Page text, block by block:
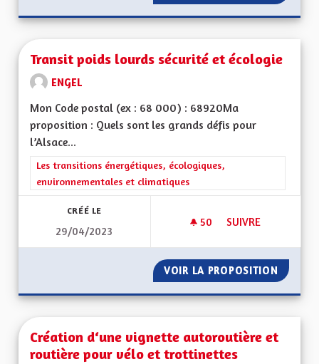
Transit poids lourds sécurité et écologie
ENGEL
Mon Code postal (ex : 68 000) : 68920Ma
proposition : Quels sont les grands défis pour
l’Alsace...
Filtrer les résultats de la catégorie : Les transitions
Les transitions énergétiques, écologiques,
environnementales et climatiques
CRÉÉ LE
29/04/2023
50 50 ABONNÉS
SUIVRE
VOIR LA PROPOSITION
Création d‘une vignette autoroutière et
routière pour vélo et trottinettes